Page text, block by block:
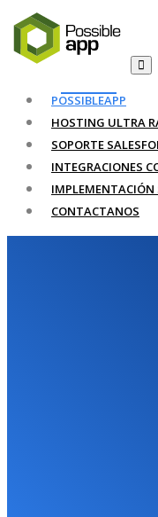
POSSIBLEAPP
HOSTING ULTRA
SOPORTE
INTEGRACIONES
IMPLEMENTACIÓN
CONTACTANOS
Sitio